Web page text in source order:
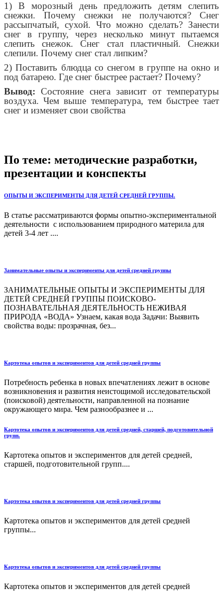
1) В морозный день предложить детям слепить
снежки. Почему снежки не получаются? Снег
рассыпчатый, сухой. Что можно сделать? Занести
снег в группу, через несколько минут пытаемся
слепить снежок. Снег стал пластичный. Снежки
слепили. Почему снег стал липким?
2) Поставить блюдца со снегом в группе на окно и
под батарею. Где снег быстрее растает? Почему?
Вывод: Состояние снега зависит от температуры
воздуха. Чем выше температура, тем быстрее тает
снег и изменяет свои свойства
По теме: методические разработки,
презентации и конспекты
ОПЫТЫ И ЭКСПЕРИМЕНТЫ ДЛЯ ДЕТЕЙ СРЕДНЕЙ ГРУППЫ.
В статье рассматриваются формы опытно-экспериментальной
деятельности с использованием природного материла для
детей 3-4 лет ....
Занимательные опыты и эксперименты для детей средней группы
ЗАНИМАТЕЛЬНЫЕ ОПЫТЫ И ЭКСПЕРИМЕНТЫ ДЛЯ
ДЕТЕЙ СРЕДНЕЙ ГРУППЫ ПОИСКОВО-
ПОЗНАВАТЕЛЬНАЯ ДЕЯТЕЛЬНОСТЬ НЕЖИВАЯ
ПРИРОДА «ВОДА» Узнаем, какая вода Задачи: Выявить
свойства воды: прозрачная, без...
Картотека опытов и экспериментов для детей средней группы
Потребность ребенка в новых впечатлениях лежит в основе
возникновения и развития неистощимой исследовательской
(поисковой) деятельности, направленной на познание
окружающего мира. Чем разнообразнее и ...
Картотека опытов и экспериментов для детей средней, старшей, подготовительной
групп.
Картотека опытов и экспериментов для детей средней,
старшей, подготовительной групп....
Картотека опытов и экспериментов для детей средней группы
Картотека опытов и экспериментов для детей средней
группы...
Картотека опытов и экспериментов для детей средней группы
Картотека опытов и экспериментов для детей средней